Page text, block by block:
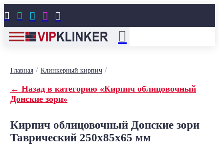
    
Главная/ Клинкерный кирпич/
← Назад в категорию «Кирпич облицовочный
Донские зори»
Кирпич облицовочный Донские зори
Таврический 250x85x65 мм